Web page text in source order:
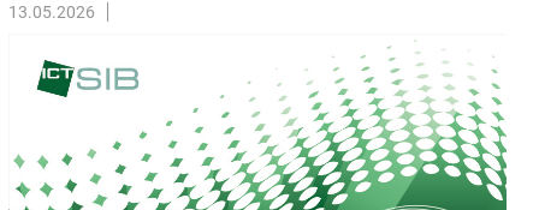
Торговые сети
ПО
Кадры
Регулирование
13.05.2026